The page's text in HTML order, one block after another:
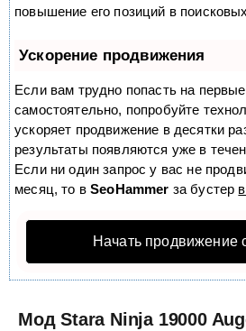
повышение его позиций в
Ускорение продвижения
Если вам трудно попасть на
самостоятельно, попробуйте
ускоряет продвижение в десятки
результаты появляются уже в
Если ни один запрос у вас не
месяц, то вSeoHammer за бустер
Начать продвижение
Мод Stara Ninja 19000